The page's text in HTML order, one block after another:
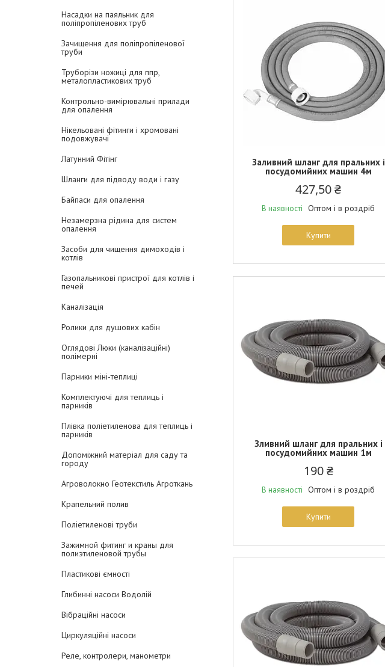
Насадки на паяльник для
поліпропіленових труб
Зачищення для поліпропіленової
труби
Труборізи ножиці для ппр,
металопластикових труб
Контрольно-вимірювальні прилади
для опалення
Нікельовані фітинги і хромовані
подовжувачі
Латунний Фітінг
Шланги для підводу води і газу
Байпаси для опалення
Незамерзна рідина для систем
опалення
Засоби для чищення димоходів і
котлів
Газопальникові пристрої для котлів і
печей
Каналізація
Ролики для душових кабін
Оглядові Люки (каналізаційні)
полімерні
Парники міні-теплиці
Комплектуючі для теплиць і
парників
Плівка поліетиленова для теплиць і
парників
Допоміжний матеріал для саду та
городу
Агроволокно Геотекстиль Агроткань
Крапельний полив
Поліетиленові труби
Зажимной фитинг и краны для
полиэтиленовой трубы
Пластикові ємності
Глибинні насоси Водолій
Вібраційні насоси
Циркуляційні насоси
Реле, контролери, манометри
Заливний шланг для пральних і
посудомийних машин 4м
427,50 ₴
В наявності Оптом і в роздріб
Купити
Зливний шланг для пральних і
посудомийних машин 1м
190 ₴
В наявності Оптом і в роздріб
Купити